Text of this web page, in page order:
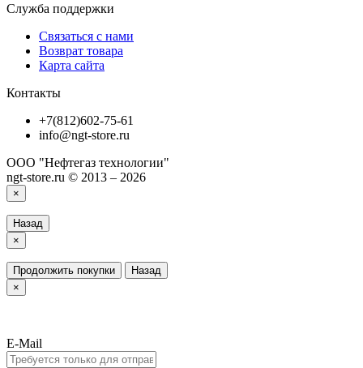
Служба поддержки
Связаться с нами
Возврат товара
Карта сайта
Контакты
+7(812)602-75-61
info@ngt-store.ru
ООО "Нефтегаз технологии"
ngt-store.ru © 2013 – 2026
×
Назад
×
Продолжить покупки
Назад
×
E-Mail